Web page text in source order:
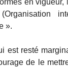
».
est resté
de le